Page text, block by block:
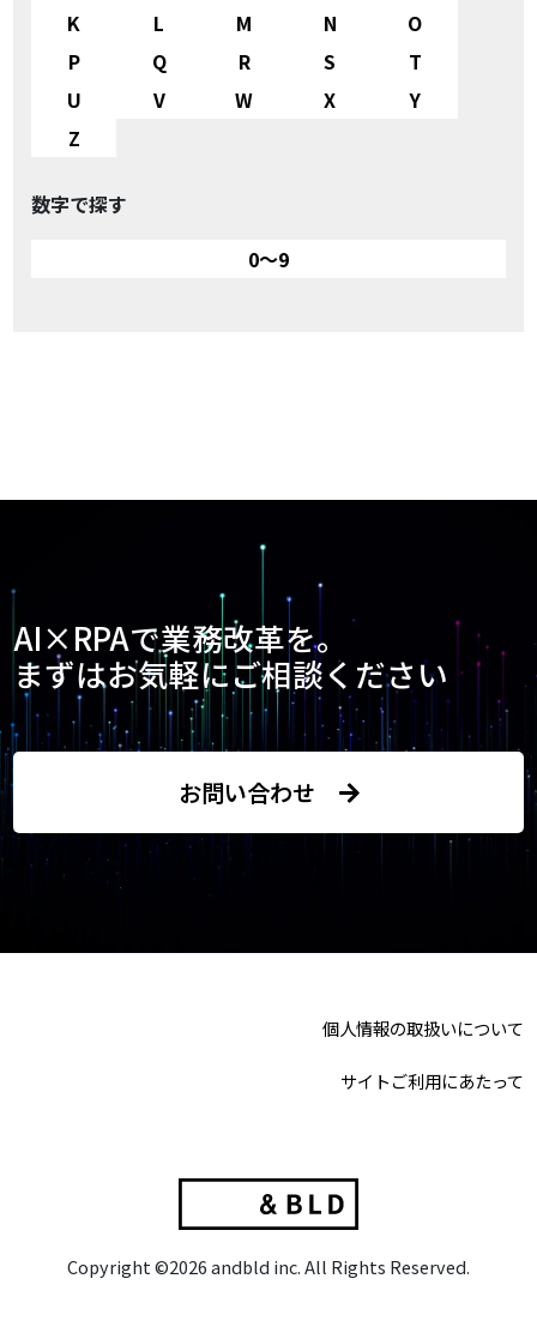
K
L M N
O
P
Q R S
T
U
V W X
Y
Z
数字で探す
0～9
AI×RPAで業務改革を。
まずはお気軽にご相談ください
お問い合わせ
個人情報の取扱いについて
サイトご利用にあたって
Copyright ©2026 andbld inc. All Rights Reserved.